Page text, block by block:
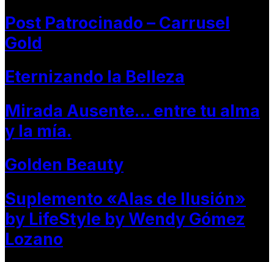
Post Patrocinado – Carrusel
Gold
Eternizando la Belleza
Mirada Ausente… entre tu alma
y la mía.
Golden Beauty
Suplemento «Alas de Ilusión»
by LifeStyle by Wendy Gómez
Lozano